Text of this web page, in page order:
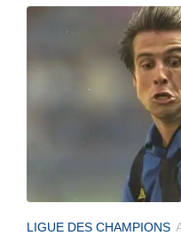
LIGUE DES CHAMPIONS